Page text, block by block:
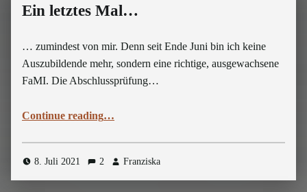
Ein letztes Mal…
… zumindest von mir. Denn seit Ende Juni bin ich keine
Auszubildende mehr, sondern eine richtige, ausgewachsene
FaMI. Die Abschlussprüfung…
Continue reading…
8. Juli 2021 2 Franziska